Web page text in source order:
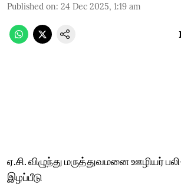
Published on: 24 Dec 2025, 1:19 am
ஏ.சி. விழுந்து மருத்துவமனை ஊழியர்
இழப்பீடு